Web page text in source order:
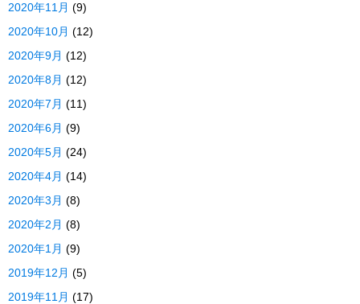
2020年11月 (9)
2020年10月 (12)
2020年9月 (12)
2020年8月 (12)
2020年7月 (11)
2020年6月 (9)
2020年5月 (24)
2020年4月 (14)
2020年3月 (8)
2020年2月 (8)
2020年1月 (9)
2019年12月 (5)
2019年11月 (17)